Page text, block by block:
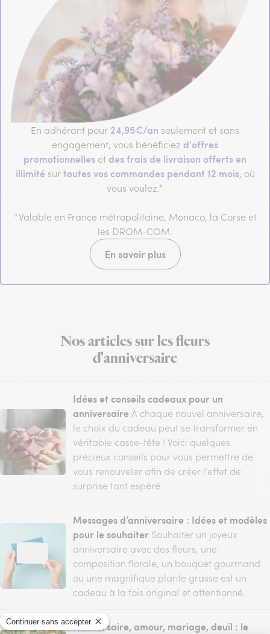
En adhérant pour 24,95€/an seulement et sans
engagement, vous bénéficiez d'offres
promotionnelles et des frais de livraison offerts en
illimité surtoutes vos commandes pendant 12 mois, où
vous voulez.*
*Valable en France métropolitaine, Monaco, la Corse et
les DROM-COM.
En savoir plus
Nos articles sur les fleurs
d'anniversaire
Idées et conseils cadeaux pour un
anniversaire À chaque nouvel anniversaire,
le choix du cadeau peut se transformer en
véritable casse-tête ! Voici quelques
précieux conseils pour vous permettre de
vous renouveler afin de créer l’effet de
surprise tant espéré.
Messages d’anniversaire : Idées et modèles
pour le souhaiter Souhaiter un joyeux
anniversaire avec des fleurs, une
composition florale, un bouquet gourmand
ou une magnifique plante grasse est un
cadeau à la fois original et attentionné.
Anniversaire, amour, mariage, deuil : le